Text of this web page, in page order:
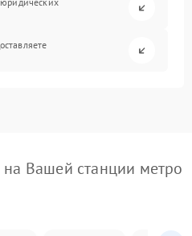
Вашей станции метро